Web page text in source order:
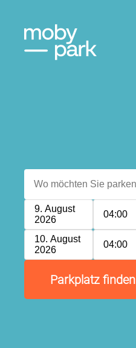
9. August
2026
04:00
10. August
2026
04:00
Parkplatz finden